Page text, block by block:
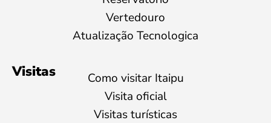
Vertedouro
Atualização Tecnologica
Visitas
Como visitar Itaipu
Visita oficial
Visitas turísticas